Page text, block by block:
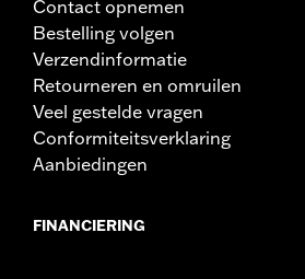
Contact opnemen
Bestelling volgen
Verzendinformatie
Retourneren en omruilen
Veel gestelde vragen
Conformiteitsverklaring
Aanbiedingen
FINANCIERING